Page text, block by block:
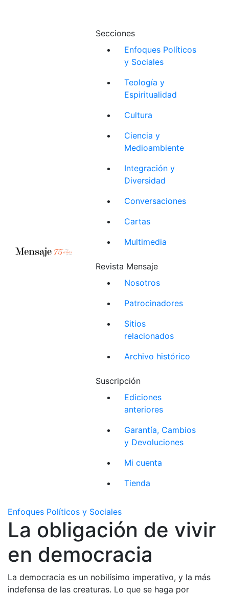
Secciones
Enfoques Políticos
y Sociales
Teología y
Espiritualidad
Cultura
Ciencia y
Medioambiente
Integración y
Diversidad
Conversaciones
Cartas
Multimedia
Revista Mensaje
Nosotros
Patrocinadores
Sitios
relacionados
Archivo histórico
Suscripción
Ediciones
anteriores
Garantía, Cambios
y Devoluciones
Mi cuenta
Tienda
Enfoques Políticos y Sociales
La obligación de vivir
en democracia
La democracia es un nobilísimo imperativo, y la más
indefensa de las creaturas. Lo que se haga por